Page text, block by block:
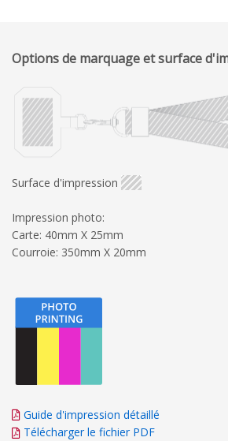
Options de marquage et surface
Surface d'impression
Impression photo:
Carte: 40mm X 25mm
Courroie: 350mm X 20mm
Guide d'impression détaillé
Télécharger le fichier PDF